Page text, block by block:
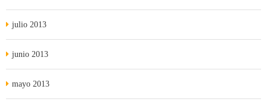
julio 2013
junio 2013
mayo 2013